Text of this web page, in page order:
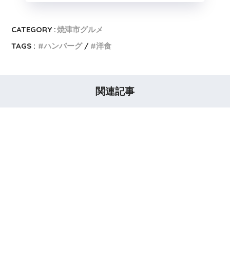
CATEGORY :焼津市グルメ
TAGS :
ハンバーグ 洋食
関連記事